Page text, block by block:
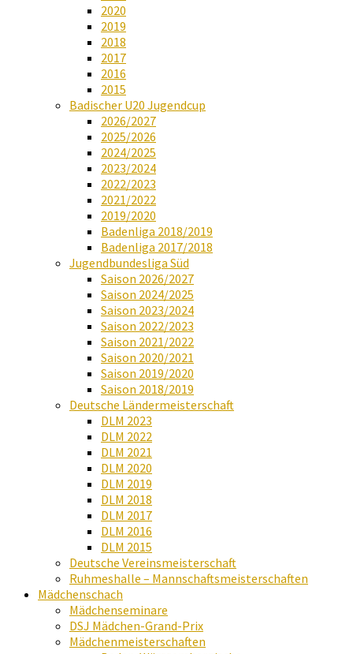
2020
2019
2018
2017
2016
2015
Badischer U20 Jugendcup
2026/2027
2025/2026
2024/2025
2023/2024
2022/2023
2021/2022
2019/2020
Badenliga 2018/2019
Badenliga 2017/2018
Jugendbundesliga Süd
Saison 2026/2027
Saison 2024/2025
Saison 2023/2024
Saison 2022/2023
Saison 2021/2022
Saison 2020/2021
Saison 2019/2020
Saison 2018/2019
Deutsche Ländermeisterschaft
DLM 2023
DLM 2022
DLM 2021
DLM 2020
DLM 2019
DLM 2018
DLM 2017
DLM 2016
DLM 2015
Deutsche Vereinsmeisterschaft
Ruhmeshalle – Mannschaftsmeisterschaften
Mädchenschach
Mädchenseminare
DSJ Mädchen-Grand-Prix
Mädchenmeisterschaften